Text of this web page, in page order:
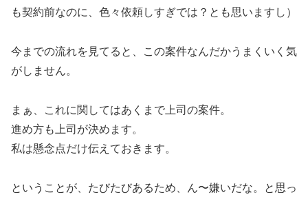
も契約前なのに、色々依頼しすぎでは？とも思いますし）
今までの流れを見てると、この案件なんだかうまくいく気
がしません。
まぁ、これに関してはあくまで上司の案件。
進め方も上司が決めます。
私は懸念点だけ伝えておきます。
ということが、たびたびあるため、ん〜嫌いだな。と思っ